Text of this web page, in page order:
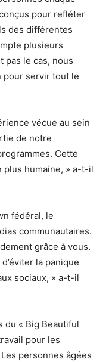
pour refléter
des différentes
plusieurs
pas le cas, nous
pour servir tout le
vécue au sein
de notre
Cette
humaine, » a-t-il
fédéral, le
communautaires.
grâce à vous.
la panique
sociaux, » a-t-il
du « Big Beautiful
pour les
personnes âgées